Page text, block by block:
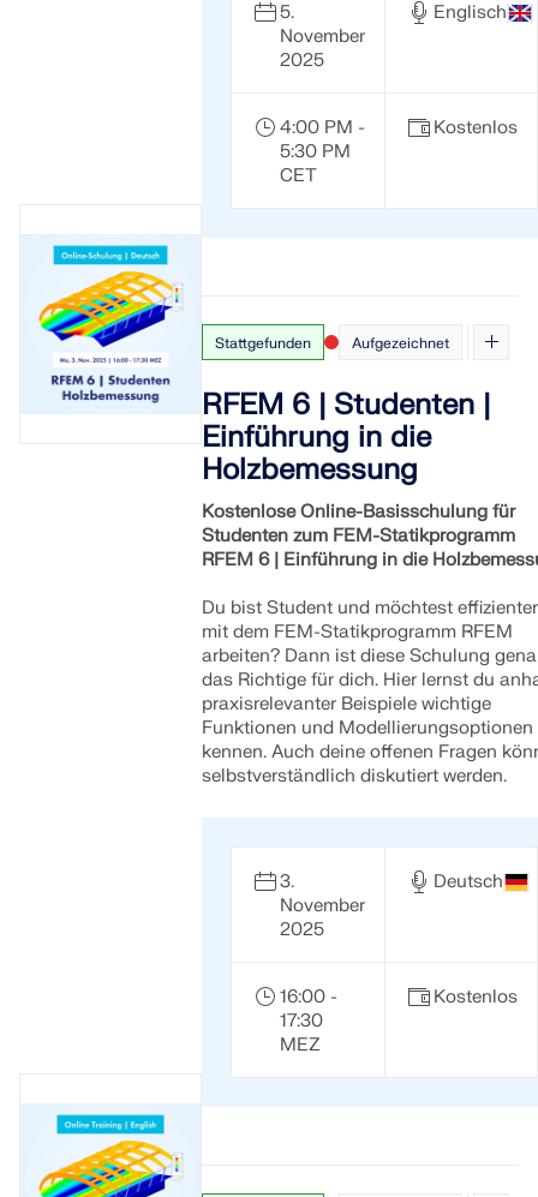
5.
November
2025
Englisch
4:00 PM -
5:30 PM
CET
Kostenlos
Stattgefunden Aufgezeichnet
RFEM 6 | Studenten |
Einführung in die
Holzbemessung
Kostenlose Online-Basisschulung für
Studenten zum FEM-Statikprogramm
RFEM 6 | Einführung in die
Du bist Student und möchtest effizienter
mit dem FEM-Statikprogramm RFEM
arbeiten? Dann ist diese Schulung
das Richtige für dich. Hier lernst du
praxisrelevanter Beispiele wichtige
Funktionen und Modellierungsoptionen
kennen. Auch deine offenen Fragen
selbstverständlich diskutiert werden.
3.
November
2025
Deutsch
16:00 -
17:30
MEZ
Kostenlos